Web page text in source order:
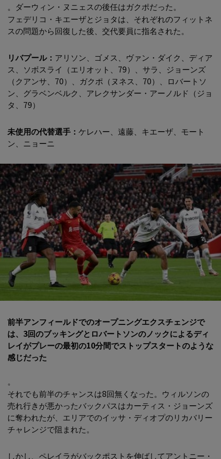
。ダーウィン・ヌニェスの後任はガクポだった。
フェデリコ・キエーザとジョタは、それぞれのフィットネ
スの問題から回復した後、交代要員に指名された。
リバプール： アリソン、ゴメス、ヴァン・ダイク、ディア
ス、ソボスライ（エリオット、79）、サラ、ジョーンズ
（クアンサ、70）、ガクポ（ヌネス、70）、ロバートソ
ン、グラベンベルク、アレクサンダー・アーノルド（ジョ
タ、79）
未使用の代替選手： ケレハー、遠藤、キエーザ、モート
ン、ニョーニ
前半アンフィールドでのオープニングエクスチェンジで
は、3回のブッキングとロバートソンのノックによるディ
レイがプレーの最初の10分間でストップスタートのような
感じだった
。
それでも前半のチャンスは8回無くなった。ウィルソンの
売れ行きが悪かったバックパスはカーティス・ジョーンズ
に奪われたが、エリアでのイッサ・ディオプのリカバリー
チャレンジで阻まれた。
しかし、ペレイラがバックポストを伸ばしてアントニー・